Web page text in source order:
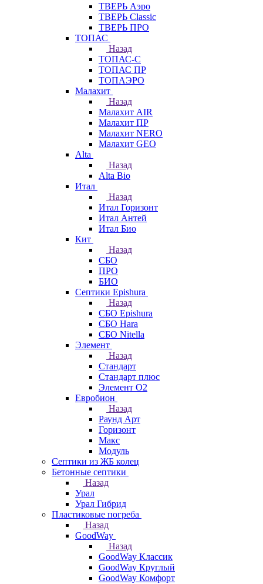
ТВЕРЬ Аэро
ТВЕРЬ Classic
ТВЕРЬ ПРО
ТОПАС
Назад
ТОПАС-С
ТОПАС ПР
ТОПАЭРО
Малахит
Назад
Малахит AIR
Малахит ПР
Малахит NERO
Малахит GEO
Alta
Назад
Alta Bio
Итал
Назад
Итал Горизонт
Итал Антей
Итал Био
Кит
Назад
СБО
ПРО
БИО
Септики Epishura
Назад
СБО Epishura
СБО Hara
СБО Nitella
Элемент
Назад
Стандарт
Стандарт плюс
Элемент О2
Евробион
Назад
Раунд Арт
Горизонт
Макс
Модуль
Септики из ЖБ колец
Бетонные септики
Назад
Урал
Урал Гибрид
Пластиковые погреба
Назад
GoodWay
Назад
GoodWay Классик
GoodWay Круглый
GoodWay Комфорт